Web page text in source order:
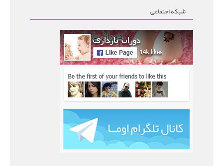
شبکه اجتماعی